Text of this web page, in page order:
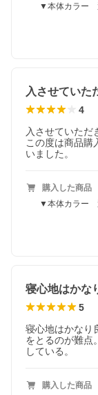
▼本体カラー
4
入させていただ
この度は商品購
いました。
購入した商品
▼本体カラー
5
寝心地はかなり
をとるのが難点
している。
購入した商品